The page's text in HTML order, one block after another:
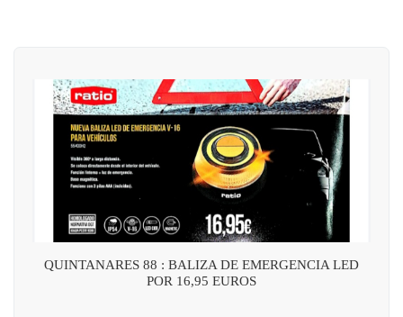
QUINTANARES 88 : BALIZA DE EMERGENCIA LED
POR 16,95 EUROS